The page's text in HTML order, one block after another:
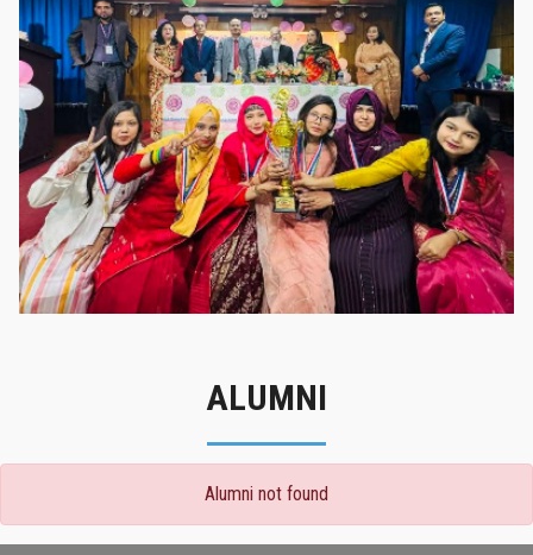
গৌরবের মুহূর্ত
গৌরবের মুহূর্ত
ALUMNI
Alumni not found